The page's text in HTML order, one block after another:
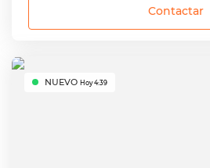
Contactar
NUEVO Hoy 4:39